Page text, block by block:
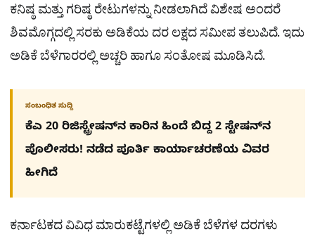
ಕನಿಷ್ಠ ಮತ್ತು ಗರಿಷ್ಠ ರೇಟುಗಳನ್ನು ನೀಡಲಾಗಿದೆ ವಿಶೇಷ ಅಂದರೆ
ಶಿವಮೊಗ್ಗದಲ್ಲಿ ಸರಕು ಅಡಿಕೆಯ ದರ ಲಕ್ಷದ ಸಮೀಪ ತಲುಪಿದೆ. ಇದು
ಅಡಿಕೆ ಬೆಳೆಗಾರರಲ್ಲಿ ಅಚ್ಚರಿ ಹಾಗೂ ಸಂತೋಷ ಮೂಡಿಸಿದೆ.
ಸಂಬಂಧಿತ ಸುದ್ದಿ
ಕೆಎ 20 ರಿಜಿಸ್ಟ್ರೇಷನ್​ನ ಕಾರಿನ ಹಿಂದೆ ಬಿದ್ದ 2 ಸ್ಟೇಷನ್​ನ
ಪೊಲೀಸರು! ನಡೆದ ಪೂರ್ತಿ ಕಾರ್ಯಾಚರಣೆಯ ವಿವರ
ಹೀಗಿದೆ
ಕರ್ನಾಟಕದ ವಿವಿಧ ಮಾರುಕಟ್ಟೆಗಳಲ್ಲಿ ಅಡಿಕೆ ಬೆಳೆಗಳ ದರಗಳು